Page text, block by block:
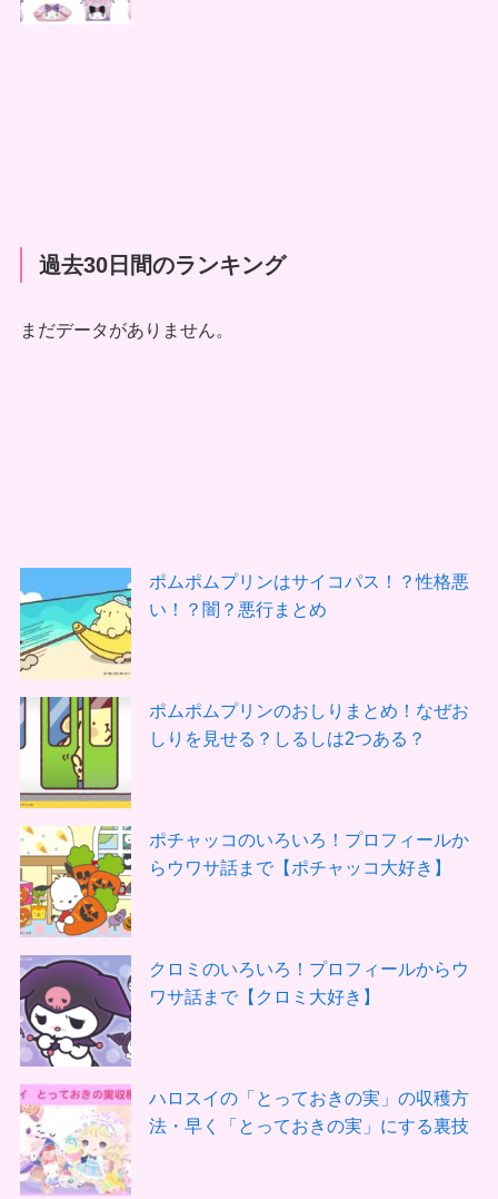
過去30日間のランキング
まだデータがありません。
ポムポムプリンはサイコパス！？性格悪
い！？闇？悪行まとめ
ポムポムプリンのおしりまとめ！なぜお
しりを見せる？しるしは2つある？
ポチャッコのいろいろ！プロフィールか
らウワサ話まで【ポチャッコ大好き】
クロミのいろいろ！プロフィールからウ
ワサ話まで【クロミ大好き】
ハロスイの「とっておきの実」の収穫方
法・早く「とっておきの実」にする裏技